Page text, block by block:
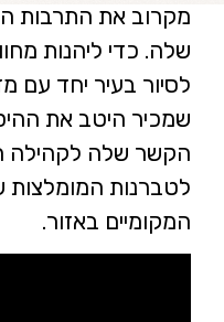
מקרוב את התרבות
שלה. כדי ליהנות
לסיור בעיר יחד עם
שמכיר היטב את
הקשר שלה לקהילה
לטברנות המומלצות
המקומיים באזור.